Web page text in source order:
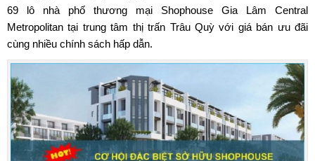
69 lô nhà phố thương mại Shophouse Gia Lâm Central
Metropolitan tại trung tâm thị trấn Trâu Quỳ với giá bán ưu đãi
cùng nhiều chính sách hấp dẫn.